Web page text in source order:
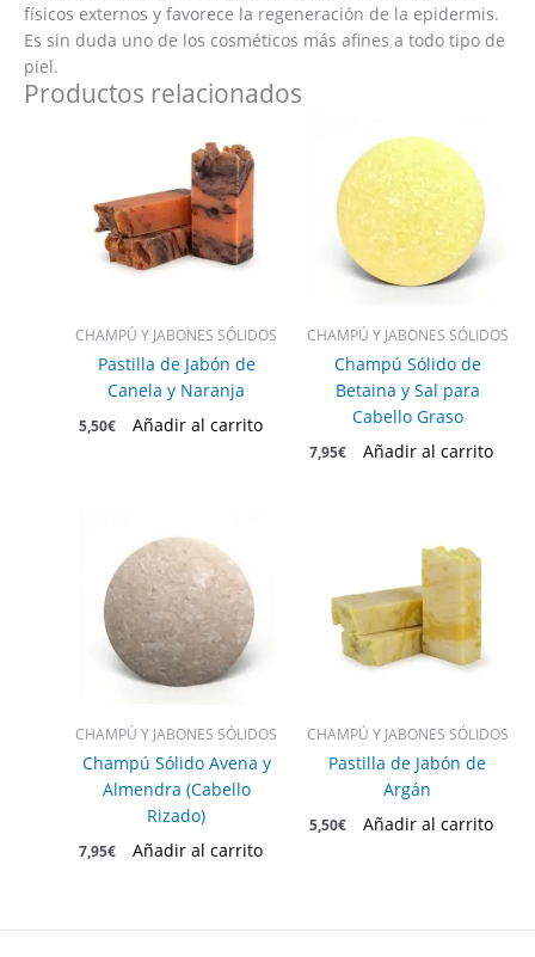
físicos externos y favorece la regeneración de la epidermis.
Es sin duda uno de los cosméticos más afines a todo tipo de
piel.
Productos relacionados
CHAMPÚ Y JABONES SÓLIDOS
Pastilla de Jabón de
Canela y Naranja
5,50€ Añadir al carrito
CHAMPÚ Y JABONES SÓLIDOS
Champú Sólido de
Betaina y Sal para
Cabello Graso
7,95€ Añadir al carrito
CHAMPÚ Y JABONES SÓLIDOS
Champú Sólido Avena y
Almendra (Cabello
Rizado)
7,95€ Añadir al carrito
CHAMPÚ Y JABONES SÓLIDOS
Pastilla de Jabón de
Argán
5,50€ Añadir al carrito